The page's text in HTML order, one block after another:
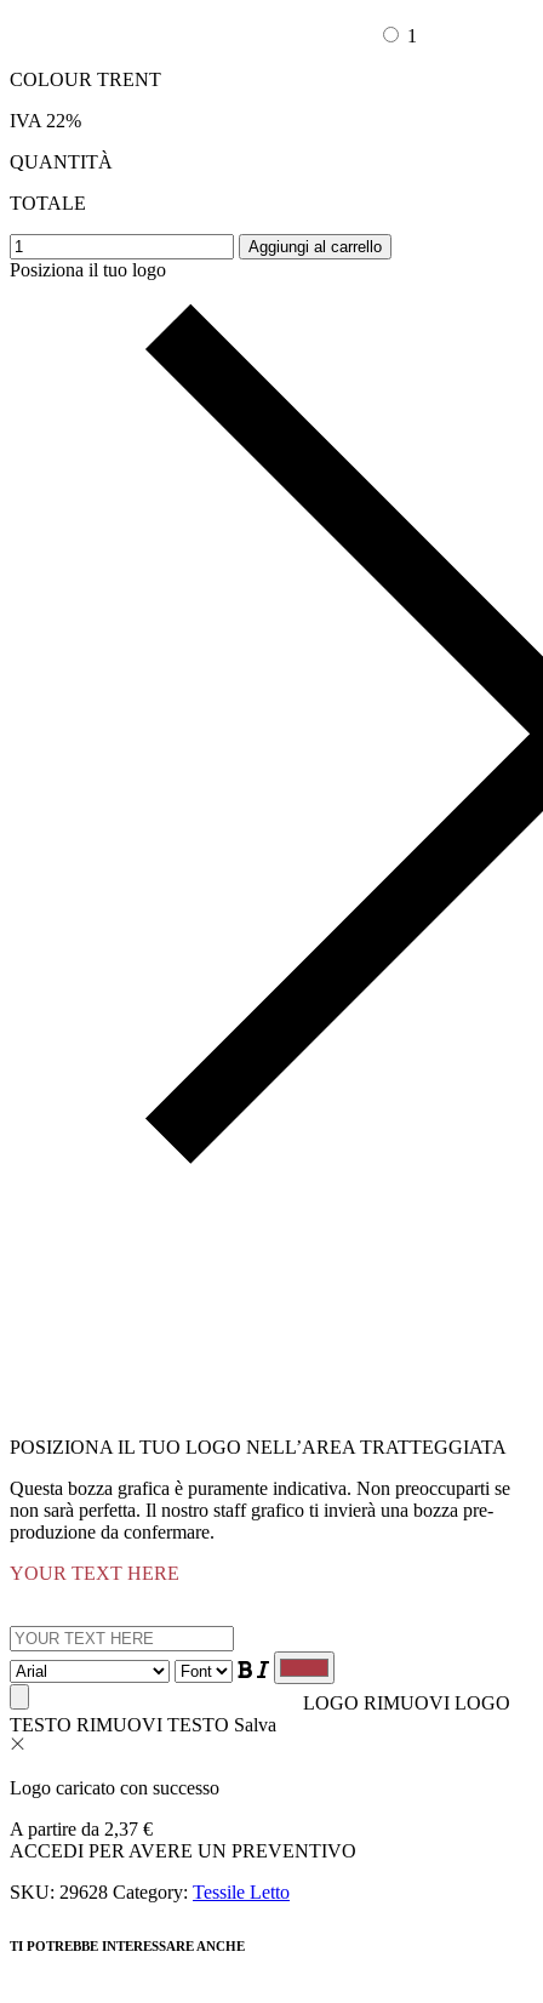
1
COLOUR TRENT
IVA 22%
QUANTITÀ
TOTALE
Aggiungi al carrello
Posiziona il tuo logo
POSIZIONA IL TUO LOGO NELL’AREA TRATTEGGIATA
Questa bozza grafica è puramente indicativa. Non preoccuparti se
non sarà perfetta. Il nostro staff grafico ti invierà una bozza pre-
produzione da confermare.
YOUR TEXT HERE
LOGO RIMUOVI LOGO
TESTO RIMUOVI TESTO Salva
Logo caricato con successo
A partire da 2,37 €
ACCEDI PER AVERE UN PREVENTIVO
SKU: 29628 Category: Tessile Letto
TI POTREBBE INTERESSARE ANCHE